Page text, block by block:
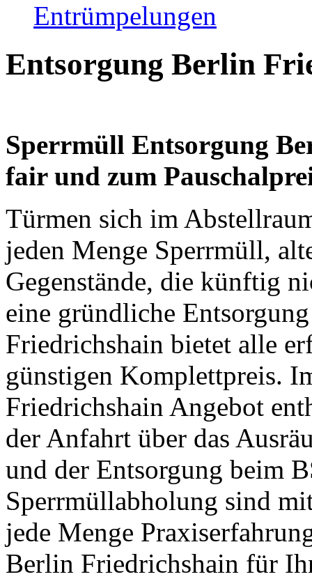
Entrümpelungen
Entsorgung Berlin
Sperrmüll Entsorgung
fair und zum
Türmen sich im
jeden Menge Sperrmüll,
Gegenstände, die künftig
eine gründliche
Friedrichshain bietet alle
günstigen Komplettpreis.
Friedrichshain Angebot
der Anfahrt über das
und der Entsorgung beim
Sperrmüllabholung sind
jede Menge
Berlin Friedrichshain für